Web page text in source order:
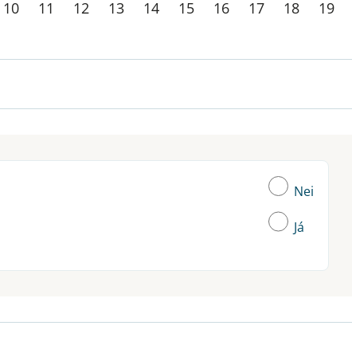
10 11 12 13 14 15 16 17 18 19
Nei
Já